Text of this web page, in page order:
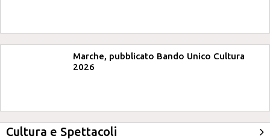
Marche, pubblicato Bando Unico Cultura
2026
Cultura e Spettacoli